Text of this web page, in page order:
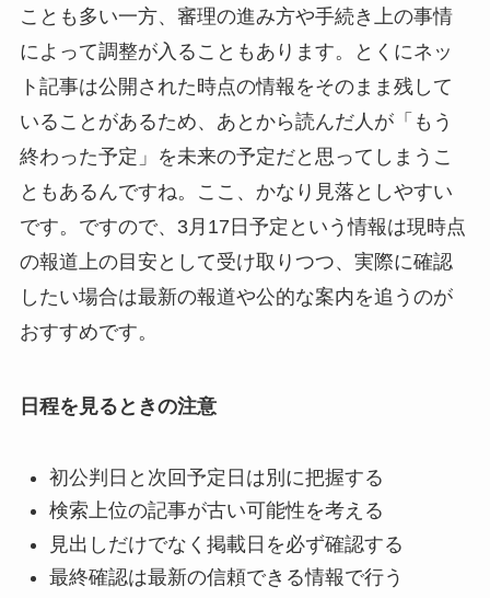
ことも多い一方、審理の進み方や手続き上の事情
によって調整が入ることもあります。とくにネッ
ト記事は公開された時点の情報をそのまま残して
いることがあるため、あとから読んだ人が「もう
終わった予定」を未来の予定だと思ってしまうこ
ともあるんですね。ここ、かなり見落としやすい
です。ですので、3月17日予定という情報は現時点
の報道上の目安として受け取りつつ、実際に確認
したい場合は最新の報道や公的な案内を追うのが
おすすめです。
日程を見るときの注意
初公判日と次回予定日は別に把握する
検索上位の記事が古い可能性を考える
見出しだけでなく掲載日を必ず確認する
最終確認は最新の信頼できる情報で行う